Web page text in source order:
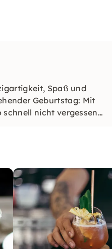
Spaß und
Geburtstag: Mit
nicht vergessen